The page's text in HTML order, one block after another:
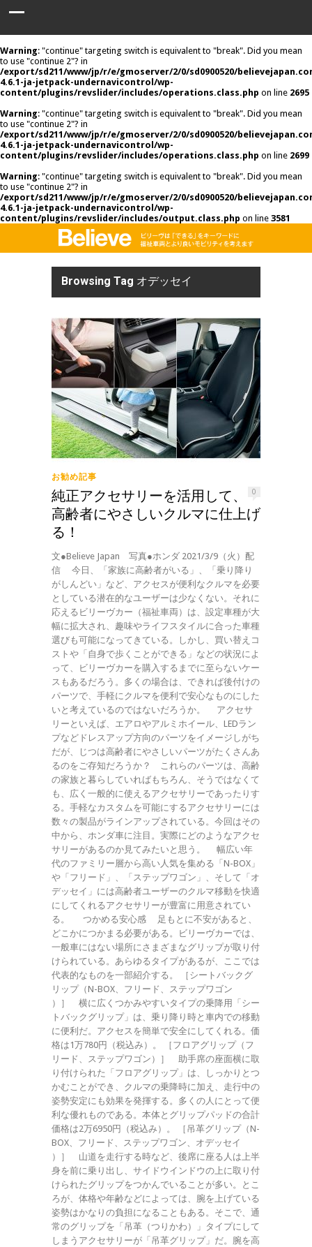
Warning: "continue" targeting switch is equivalent to "break". Did you mean
to use "continue 2"? in
/export/sd211/www/jp/r/e/gmoserver/2/0/sd0900520/
4.6.1-ja-jetpack-undernavicontrol/wp-
content/plugins/revslider/includes/operations.class.php on line 2695
Warning: "continue" targeting switch is equivalent to "break". Did you mean
to use "continue 2"? in
/export/sd211/www/jp/r/e/gmoserver/2/0/sd0900520/
4.6.1-ja-jetpack-undernavicontrol/wp-
content/plugins/revslider/includes/operations.class.php on line 2699
Warning: "continue" targeting switch is equivalent to "break". Did you mean
to use "continue 2"? in
/export/sd211/www/jp/r/e/gmoserver/2/0/sd0900520/
4.6.1-ja-jetpack-undernavicontrol/wp-
content/plugins/revslider/includes/output.class.php on line 3581
Browsing Tag オデッセイ
お勧め記事
0
純正アクセサリーを活用して、
高齢者にやさしいクルマに仕上げ
る！
文●Believe Japan 写真●ホンダ 2021/3/9（火）配
信 今日、「家族に高齢者がいる」、「乗り降り
がしんどい」など、アクセスが便利なクルマを必要
としている潜在的なユーザーは少なくない。それに
応えるビリーヴカー（福祉車両）は、設定車種が大
幅に拡大され、趣味やライフスタイルに合った車種
選びも可能になってきている。しかし、買い替えコ
ストや「自身で歩くことができる」などの状況によ
って、ビリーヴカーを購入するまでに至らないケー
スもあるだろう。多くの場合は、できれば後付けの
パーツで、手軽にクルマを便利で安心なものにした
いと考えているのではないだろうか。 アクセサ
リーといえば、エアロやアルミホイール、LEDラン
プなどドレスアップ方向のパーツをイメージしがち
だが、じつは高齢者にやさしいパーツがたくさんあ
るのをご存知だろうか？ これらのパーツは、高齢
の家族と暮らしていればもちろん、そうではなくて
も、広く一般的に使えるアクセサリーであったりす
る。手軽なカスタムを可能にするアクセサリーには
数々の製品がラインアップされている。今回はその
中から、ホンダ車に注目。実際にどのようなアクセ
サリーがあるのか見てみたいと思う。 幅広い年
代のファミリー層から高い人気を集める「N-BOX」
や「フリード」、「ステップワゴン」、そして「オ
デッセイ」には高齢者ユーザーのクルマ移動を快適
にしてくれるアクセサリーが豊富に用意されてい
る。 つかめる安心感 足もとに不安があると、
どこかにつかまる必要がある。ビリーヴカーでは、
一般車にはない場所にさまざまなグリップが取り付
けられている。あらゆるタイプがあるが、ここでは
代表的なものを一部紹介する。 ［シートバックグ
リップ（N-BOX、フリード、ステップワゴン
）］ 横に広くつかみやすいタイプの乗降用「シー
トバックグリップ」は、乗り降り時と車内での移動
に便利だ。アクセスを簡単で安全にしてくれる。価
格は1万780円（税込み）。 ［フロアグリップ（フ
リード、ステップワゴン）］ 助手席の座面横に取
り付けられた「フロアグリップ」は、しっかりとつ
かむことができ、クルマの乗降時に加え、走行中の
姿勢安定にも効果を発揮する。多くの人にとって便
利な優れものである。本体とグリップパッドの合計
価格は2万6950円（税込み）。 ［吊革グリップ（N-
BOX、フリード、ステップワゴン、オデッセイ
）］ 山道を走行する時など、後席に座る人は上半
身を前に乗り出し、サイドウインドウの上に取り付
けられたグリップをつかんでいることが多い。とこ
ろが、体格や年齢などによっては、腕を上げている
姿勢はかなりの負担になることもある。そこで、通
常のグリップを「吊革（つりかわ）」タイプにして
しまうアクセサリーが「吊革グリップ」だ。腕を高